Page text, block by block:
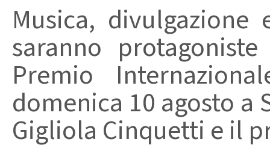
Musica,
saranno
Premio
domenica 10 agosto
Gigliola Cinquetti e il